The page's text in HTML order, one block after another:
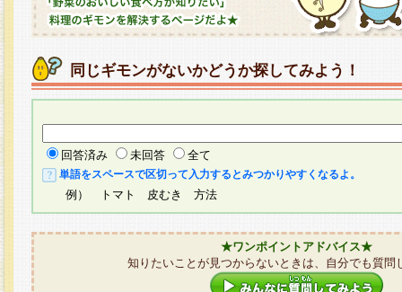
同じギモンがないかどうか探してみよう！
回答済み 未回答 全て
単語をスペースで区切って入力するとみつかりやすくなるよ。
例） トマト 皮むき 方法
★ワンポイントアドバイス★
知りたいことが見つからないときは、自分でも質問